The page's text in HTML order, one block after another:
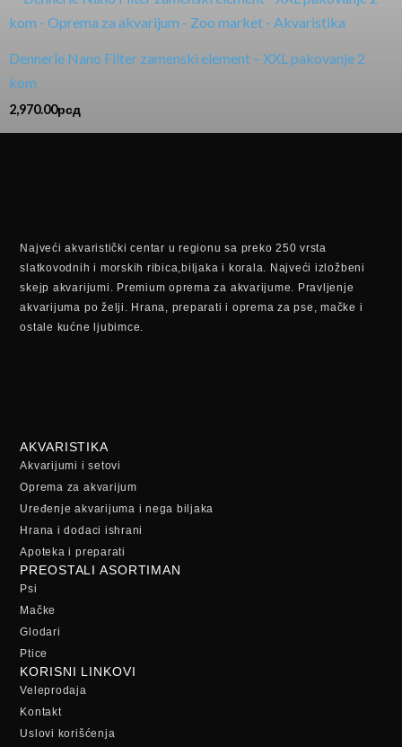
Dennerle Nano Filter zamenski element – XXL pakovanje 2
kom
2,970.00рсд
Najveći akvaristički centar u regionu sa preko 250 vrsta
slatkovodnih i morskih ribica,biljaka i korala. Najveći izložbeni
skejp akvarijumi. Premium oprema za akvarijume. Pravljenje
akvarijuma po želji. Hrana, preparati i oprema za pse, mačke i
ostale kućne ljubimce.
AKVARISTIKA
Akvarijumi i setovi
Oprema za akvarijum
Uređenje akvarijuma i nega biljaka
Hrana i dodaci ishrani
Apoteka i preparati
PREOSTALI ASORTIMAN
Psi
Mačke
Glodari
Ptice
KORISNI LINKOVI
Veleprodaja
Kontakt
Uslovi korišćenja